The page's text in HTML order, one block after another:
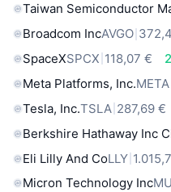
Taiwan Semiconductor
Broadcom IncAVGO
SpaceXSPCX 118,07 €
Meta Platforms, Inc.META
Tesla, Inc.TSLA 287,69 €
Berkshire Hathaway Inc
Eli Lilly And CoLLY
Micron Technology IncMU